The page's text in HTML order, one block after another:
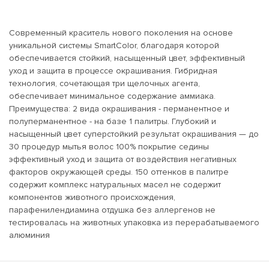
Современный краситель нового поколения на основе
уникальной системы SmartColor, благодаря которой
обеспечивается стойкий, насыщенный цвет, эффективный
уход и защита в процессе окрашивания. Гибридная
технология, сочетающая три щелочных агента,
обеспечивает минимальное содержание аммиака.
Преимущества: 2 вида окрашивания - перманентное и
полуперманентное - на базе 1 палитры. Глубокий и
насыщенный цвет суперстойкий результат окрашивания — до
30 процедур мытья волос 100% покрытие седины
эффективный уход и защита от воздействия негативных
факторов окружающей среды. 150 оттенков в палитре
содержит комплекс натуральных масел не содержит
компонентов животного происхождения,
парафенилендиамина отдушка без аллергенов не
тестировалась на животных упаковка из перерабатываемого
алюминия